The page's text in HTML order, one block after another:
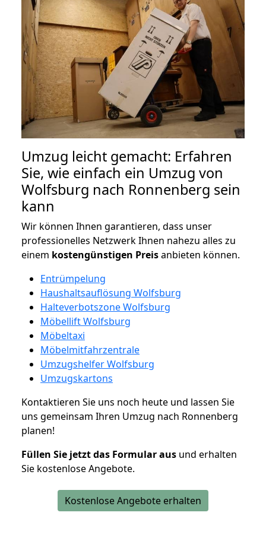
Umzug leicht gemacht: Erfahren
Sie, wie einfach ein Umzug von
Wolfsburg nach Ronnenberg sein
kann
Wir können Ihnen garantieren, dass unser
professionelles Netzwerk Ihnen nahezu alles zu
einem kostengünstigen Preisanbieten können.
Entrümpelung
Haushaltsauflösung Wolfsburg
Halteverbotszone Wolfsburg
Möbellift Wolfsburg
Möbeltaxi
Möbelmitfahrzentrale
Umzugshelfer Wolfsburg
Umzugskartons
Kontaktieren Sie uns noch heute und lassen Sie
uns gemeinsam Ihren Umzug nach Ronnenberg
planen!
Füllen Sie jetzt das Formular aus und erhalten
Sie kostenlose Angebote.
Kostenlose Angebote erhalten